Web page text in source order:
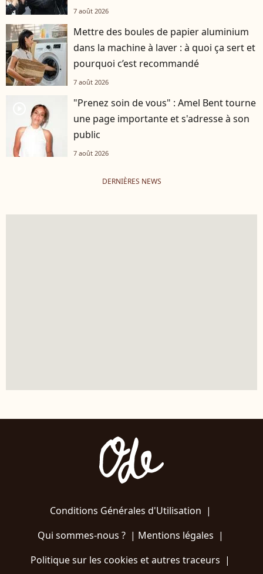
7 août 2026
Mettre des boules de papier aluminium
dans la machine à laver : à quoi ça sert et
pourquoi c’est recommandé
7 août 2026
"Prenez soin de vous" : Amel Bent tourne
une page importante et s'adresse à son
public
7 août 2026
DERNIÈRES NEWS
Conditions Générales d'Utilisation |
Qui sommes-nous ?| Mentions légales |
Politique sur les cookies et autres traceurs |